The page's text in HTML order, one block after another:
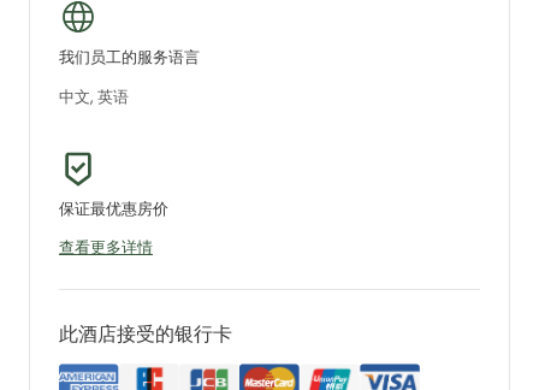
我们员工的服务语言
中文, 英语
保证最优惠房价
查看更多详情
此酒店接受的银行卡